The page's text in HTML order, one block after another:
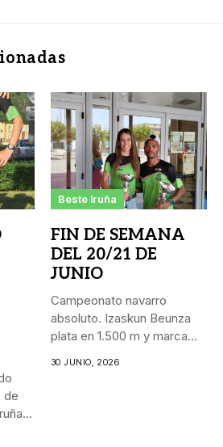
de
Beste Iruña
FIN DE SEMANA
DEL 20/21 DE
JUNIO
Campeonato navarro
absoluto. Izaskun Beunza
plata en 1.500 m y marca
30 JUNIO, 2026